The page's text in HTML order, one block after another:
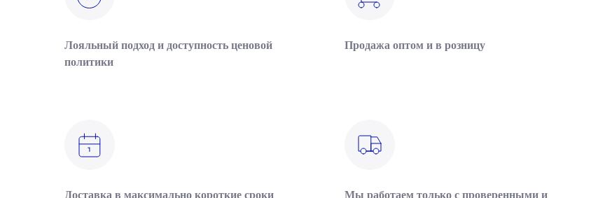
Лояльный подход и доступность ценовой
политики
Продажа оптом и в розницу
Доставка в максимально короткие сроки
Мы работаем только с проверенными и